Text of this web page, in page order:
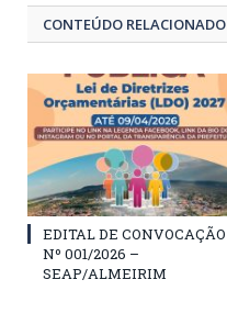
CONTEÚDO RELACIONADO
EDITAL DE CONVOCAÇÃO
Nº 001/2026 –
SEAP/ALMEIRIM